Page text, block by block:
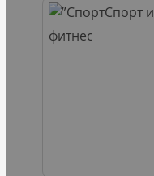
Спорт и
фитнес